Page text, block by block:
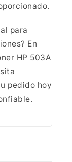
para
En
HP 503A
pedido hoy